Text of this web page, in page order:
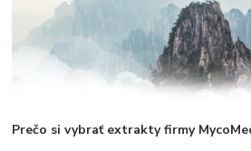
Prečo si vybrať extrakty firmy